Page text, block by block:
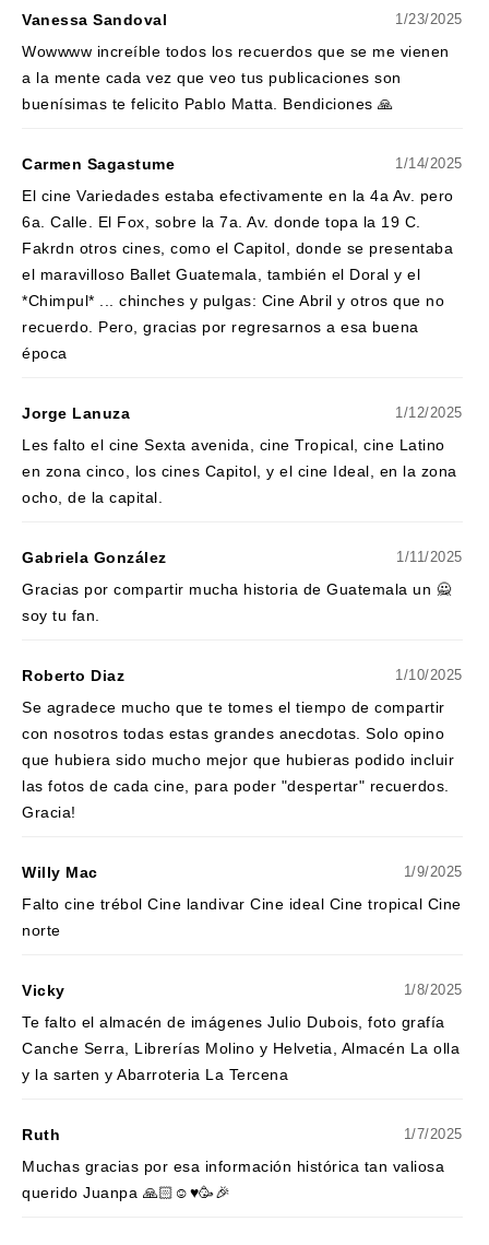
Vanessa Sandoval 1/23/2025
Wowwww increíble todos los recuerdos que se me vienen
a la mente cada vez que veo tus publicaciones son
buenísimas te felicito Pablo Matta. Bendiciones 🙏
Carmen Sagastume 1/14/2025
El cine Variedades estaba efectivamente en la 4a Av. pero
6a. Calle. El Fox, sobre la 7a. Av. donde topa la 19 C.
Fakrdn otros cines, como el Capitol, donde se presentaba
el maravilloso Ballet Guatemala, también el Doral y el
*Chimpul* ... chinches y pulgas: Cine Abril y otros que no
recuerdo. Pero, gracias por regresarnos a esa buena
época
Jorge Lanuza 1/12/2025
Les falto el cine Sexta avenida, cine Tropical, cine Latino
en zona cinco, los cines Capitol, y el cine Ideal, en la zona
ocho, de la capital.
Gabriela González 1/11/2025
Gracias por compartir mucha historia de Guatemala un 🙅
soy tu fan.
Roberto Diaz 1/10/2025
Se agradece mucho que te tomes el tiempo de compartir
con nosotros todas estas grandes anecdotas. Solo opino
que hubiera sido mucho mejor que hubieras podido incluir
las fotos de cada cine, para poder "despertar" recuerdos.
Gracia!
Willy Mac 1/9/2025
Falto cine trébol Cine landivar Cine ideal Cine tropical Cine
norte
Vicky 1/8/2025
Te falto el almacén de imágenes Julio Dubois, foto grafía
Canche Serra, Librerías Molino y Helvetia, Almacén La olla
y la sarten y Abarroteria La Tercena
Ruth 1/7/2025
Muchas gracias por esa información histórica tan valiosa
querido Juanpa 🙏🏻☺️♥️🥳🎉